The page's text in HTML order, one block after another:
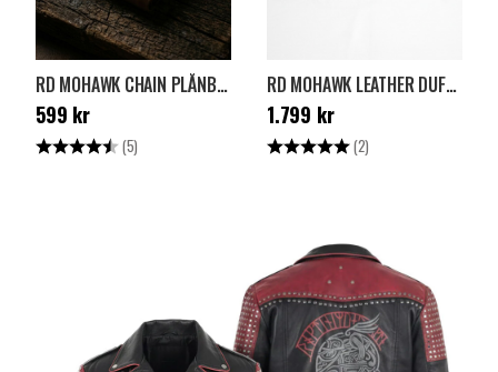
RD MOHAWK CHAIN PLÅNBOK - BRUN
Pris:599 kr
599 kr
Betyg: (5)
RD MOHAWK LEATHER DUFFELVÄSKA - BRUN
Pris:1.799 kr
1.799 kr
Betyg: (2)